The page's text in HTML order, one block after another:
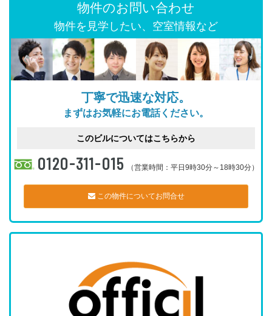
物件のお問い合わせ
物件を見学したい、空室情報など
丁寧で迅速な対応。
まずはお気軽にお電話ください。
このビルについてはこちらから
0120-311-015 （営業時間：平日9時30分～18時30分）
この物件についてお問合せ